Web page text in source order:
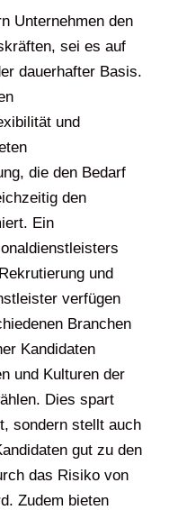
Unternehmen den
sei es auf
dauerhafter Basis.
und
die den Bedarf
den
Ein
und
verfügen
Branchen
Kandidaten
und Kulturen der
Dies spart
sondern stellt auch
gut zu den
das Risiko von
Zudem bieten